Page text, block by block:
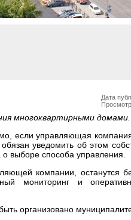
Дата
многоквартирными домами.
если управляющая
уведомить об этом
выборе способа управления.
компании, останутся
мониторинг и
организовано